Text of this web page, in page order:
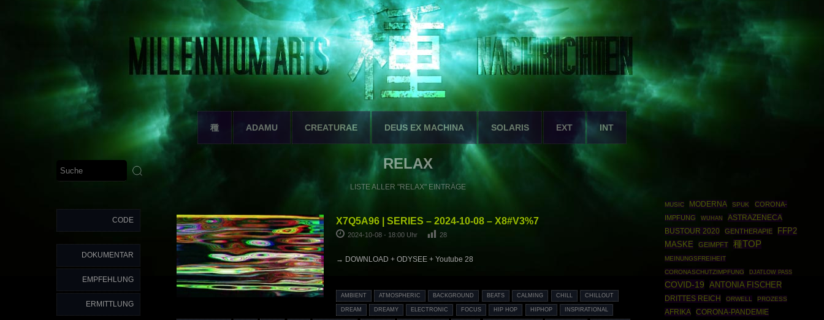
種 ADAMU CREATURAE DEUS EX MACHINA SOLARIS EXT INT
CODE
DOKUMENTAR
EMPFEHLUNG
ERMITTLUNG
RELAX
LISTE ALLER "RELAX" EINTRÄGE
X7Q5A96 | SERIES – 2024-10-08 – X8#V3%7
2024-10-08 - 18:00 Uhr 28
→ DOWNLOAD + ODYSEE + Youtube 28
AMBIENT ATMOSPHERIC BACKGROUND BEATS CALMING CHILL CHILLOUT
DREAM DREAMY ELECTRONIC FOCUS HIP HOP HIPHOP INSPIRATIONAL
MUSIC MODERNA SPUK
CORONA-
IMPFUNG
WUHAN
ASTRAZENECA
BUSTOUR 2020
GENTHERAPIE
FFP2
MASKE
GEIMPFT 種TOP
MEINUNGSFREIHEIT
CORONASCHUTZIMPFUNG
DJATLOW PASS
COVID-19 ANTONIA FISCHER
DRITTES REICH ORWELL PROZESS
AFRIKA CORONA-PANDEMIE